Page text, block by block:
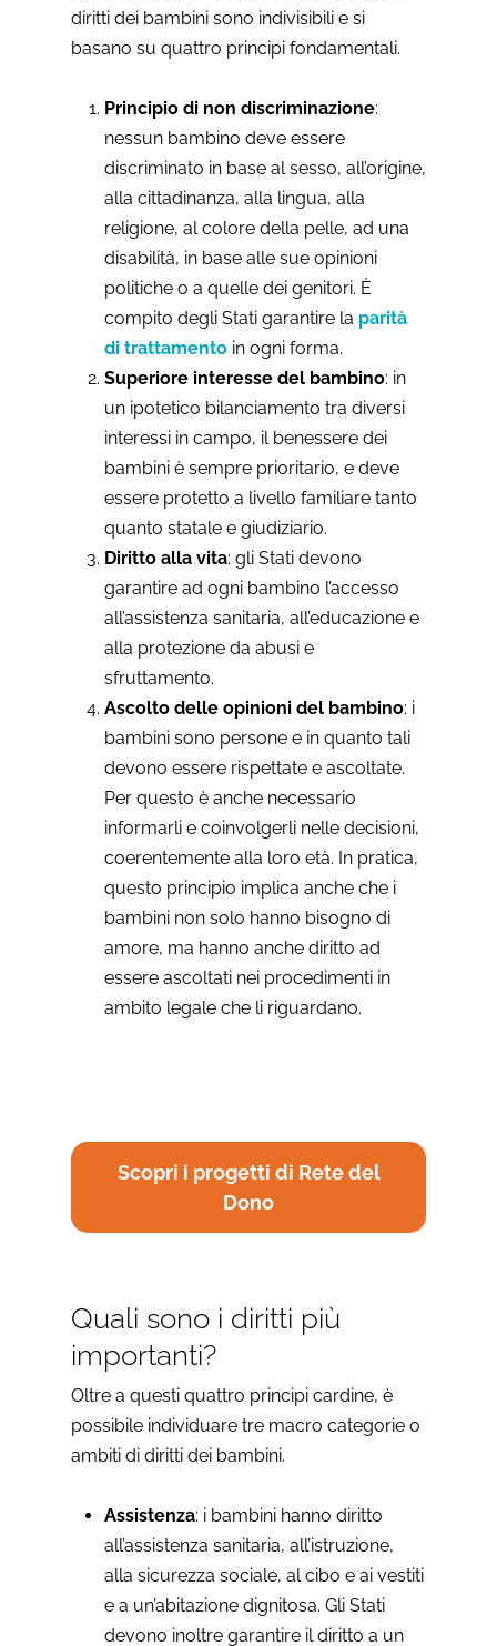
diritti dei bambini sono indivisibili e si
basano su quattro principi fondamentali.
Principio di non discriminazione:
nessun bambino deve essere
discriminato in base al sesso, all’origine,
alla cittadinanza, alla lingua, alla
religione, al colore della pelle, ad una
disabilità, in base alle sue opinioni
politiche o a quelle dei genitori. È
compito degli Stati garantire la parità
di trattamento in ogni forma.
Superiore interesse del bambino: in
un ipotetico bilanciamento tra diversi
interessi in campo, il benessere dei
bambini è sempre prioritario, e deve
essere protetto a livello familiare tanto
quanto statale e giudiziario.
Diritto alla vita: gli Stati devono
garantire ad ogni bambino l’accesso
all’assistenza sanitaria, all’educazione e
alla protezione da abusi e
sfruttamento.
Ascolto delle opinioni del bambino: i
bambini sono persone e in quanto tali
devono essere rispettate e ascoltate.
Per questo è anche necessario
informarli e coinvolgerli nelle decisioni,
coerentemente alla loro età. In pratica,
questo principio implica anche che i
bambini non solo hanno bisogno di
amore, ma hanno anche diritto ad
essere ascoltati nei procedimenti in
ambito legale che li riguardano.
Scopri i progetti di Rete del
Dono
Quali sono i diritti più
importanti?
Oltre a questi quattro principi cardine, è
possibile individuare tre macro categorie o
ambiti di diritti dei bambini.
Assistenza: i bambini hanno diritto
all’assistenza sanitaria, all’istruzione,
alla sicurezza sociale, al cibo e ai vestiti
e a un’abitazione dignitosa. Gli Stati
devono inoltre garantire il diritto a un